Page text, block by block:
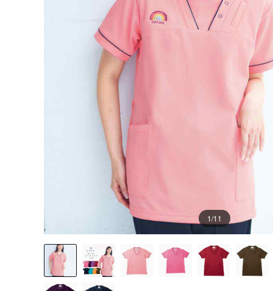
1/11